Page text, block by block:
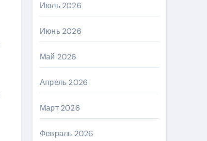
Июль 2026
Июнь 2026
Май 2026
Апрель 2026
Март 2026
Февраль 2026